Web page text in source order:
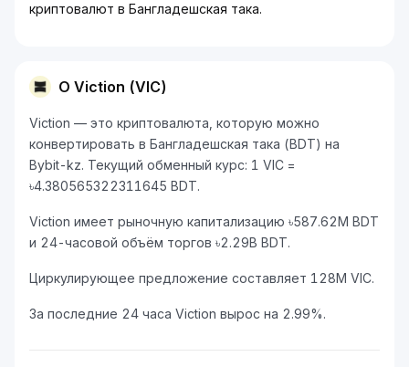
криптовалют в Бангладешская така.
О Viction (VIC)
Viction — это криптовалюта, которую можно
конвертировать в Бангладешская така (BDT) на
Bybit-kz. Текущий обменный курс: 1 VIC =
৳4.380565322311645 BDT.
Viction имеет рыночную капитализацию ৳587.62M BDT
и 24-часовой объём торгов ৳2.29B BDT.
Циркулирующее предложение составляет 128M VIC.
За последние 24 часа Viction вырос на 2.99%.